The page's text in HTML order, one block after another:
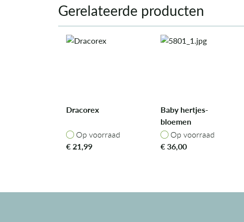
Gerelateerde producten
Dracorex
Op voorraad
Op voorraad
€21,99
Baby hertjes-
bloemen
schommel
Op voorraad
Op voorraad
€36,00